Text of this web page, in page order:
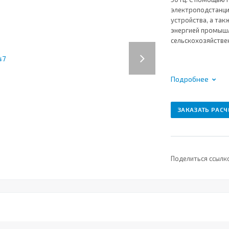
устройства, а
энергией
Подробнее
ЗАКАЗАТЬ
Поделиться